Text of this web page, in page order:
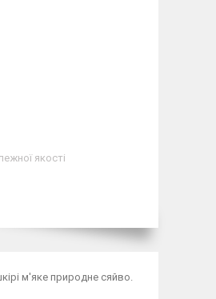
якості
м'яке природне сяйво.